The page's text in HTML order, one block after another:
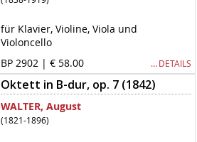
für Klavier, Violine, Viola und
Violoncello
BP 2902 | € 58.00 … DETAILS
Oktett in B-dur, op. 7 (1842)
WALTER, August
(1821-1896)